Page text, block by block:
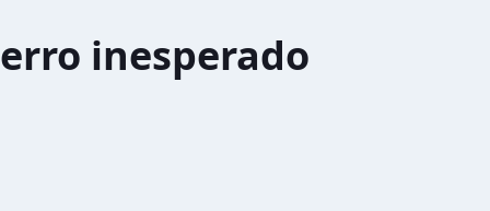
erro inesperado